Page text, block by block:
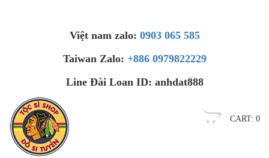
Việt nam zalo: 0903 065 585
Taiwan Zalo: +886 0979822229
Line Đài Loan ID: anhdat888
CART: 0